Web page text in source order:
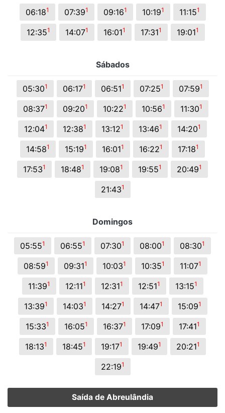
06:181 07:391 09:161 10:191 11:151
12:351 14:071 16:011 17:311 19:011
Sábados
05:301 06:171 06:511 07:251 07:591
08:371 09:201 10:221 10:561 11:301
12:041 12:381 13:121 13:461 14:201
14:581 15:191 16:011 16:221 17:181
17:531 18:481 19:081 19:551 20:491
21:431
Domingos
05:551 06:551 07:301 08:001 08:301
08:591 09:311 10:031 10:351 11:071
11:391 12:111 12:311 12:511 13:151
13:391 14:031 14:271 14:471 15:091
15:331 16:051 16:371 17:091 17:411
18:131 18:451 19:171 19:491 20:211
22:191
Saída de Abreulândia